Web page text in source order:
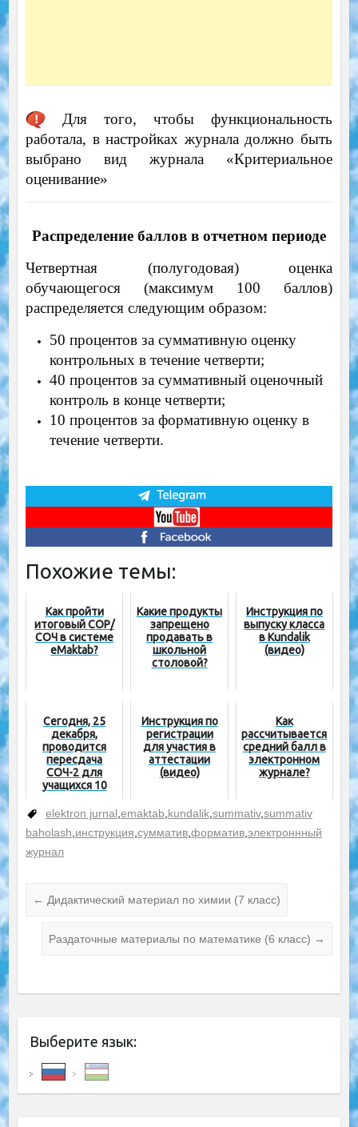
Для того, чтобы функциональность
работала, в настройках журнала должно быть
выбрано вид журнала «Критериальное
оценивание»
Распределение баллов в отчетном периоде
Четвертная (полугодовая) оценка
обучающегося (максимум 100 баллов)
распределяется следующим образом:
50 процентов за суммативную оценку
контрольных в течение четверти;
40 процентов за суммативный оценочный
контроль в конце четверти;
10 процентов за формативную оценку в
течение четверти.
Похожие темы:
Как пройти
итоговый СОР/
СОЧ в системе
eMaktab?
Какие продукты
запрещено
продавать в
школьной
столовой?
Инструкция по
выпуску класса
в Kundalik
(видео)
Сегодня, 25
декабря,
проводится
пересдача
СОЧ-2 для
учащихся 10
Инструкция по
регистрации
для участия в
аттестации
(видео)
Как
рассчитывается
средний балл в
электронном
журнале?
elektron jurnal emaktab kundalik, summativ,summativ
baholash инструкция сумматив, форматив, электроннный
журнал
← Дидактический материал по химии (7 класс)
Раздаточные материалы по математике (6 класс) →
Выберите язык: